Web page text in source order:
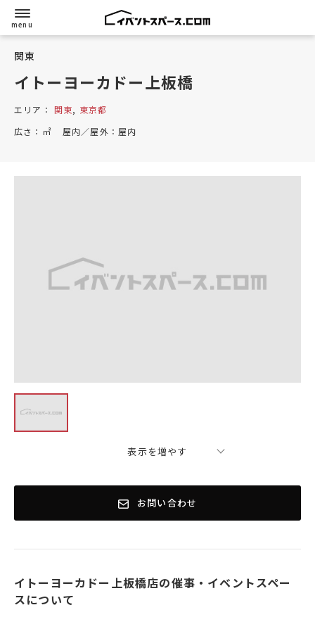
関東
イトーヨーカドー上板橋
エリア： 関東, 東京都
広さ： ㎡ 屋内／屋外： 屋内
表示を増やす
お問い合わせ
イトーヨーカドー上板橋店の催事・イベントスペー
スについて